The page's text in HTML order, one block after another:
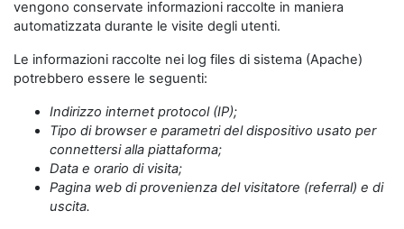
vengono conservate informazioni raccolte in maniera
automatizzata durante le visite degli utenti.
Le informazioni raccolte nei log files di sistema (Apache)
potrebbero essere le seguenti:
Indirizzo internet protocol (IP);
Tipo di browser e parametri del dispositivo usato per
connettersi alla piattaforma;
Data e orario di visita;
Pagina web di provenienza del visitatore (referral) e di
uscita.